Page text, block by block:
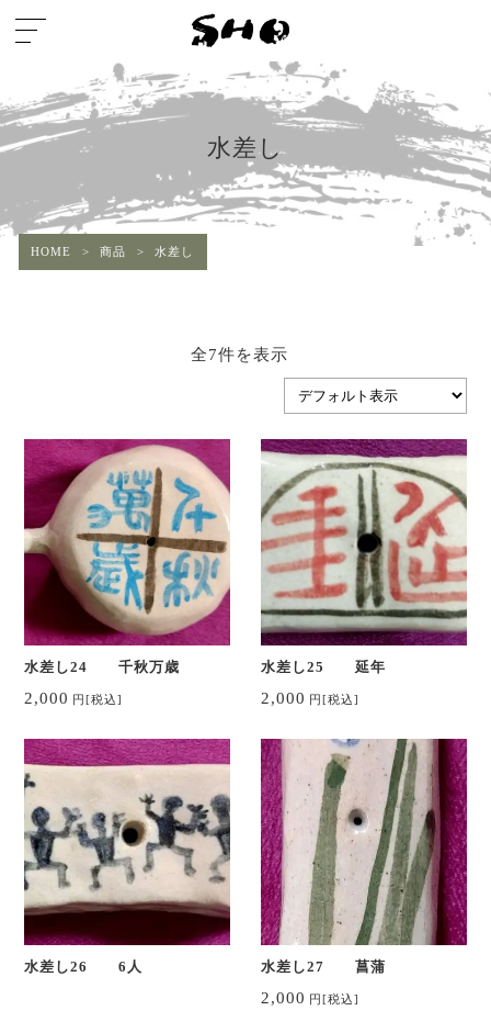
水差し
HOME > 商品 > 水差し
全7件を表示
水差し24 千秋万歳
2,000 円[税込]
水差し25 延年
2,000 円[税込]
水差し26 6人 水差し27 菖蒲
2,000 円[税込]